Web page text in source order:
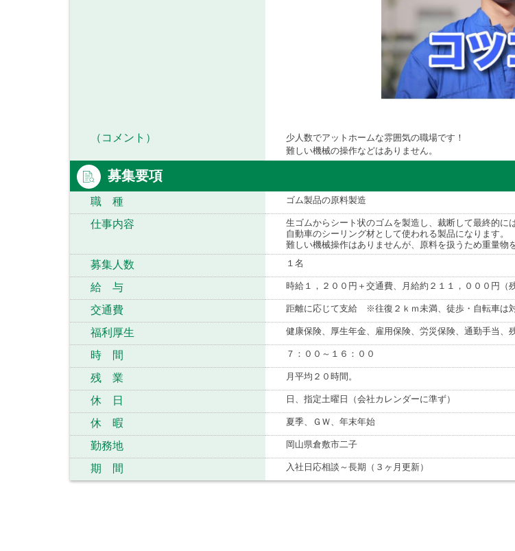
（コメント）
少人数でアットホームな雰囲気の職場です！
難しい機械の操作などはありません。
募集要項
職 種 ゴム製品の原料製造
仕事内容
生ゴムからシート状のゴムを製造し、裁断して最終的に
自動車のシーリング材として使われる製品になります。
難しい機械操作はありませんが、原料を扱うため重量物
募集人数 １名
給 与 時給１，２００円＋交通費、月給約２１１，０００円（
交通費 距離に応じて支給 ※往復２ｋｍ未満、徒歩・自転車は
福利厚生 健康保険、厚生年金、雇用保険、労災保険、通勤手当
時 間 ７：００～１６：００
残 業 月平均２０時間。
休 日 日、指定土曜日（会社カレンダーに準ず）
休 暇 夏季、ＧＷ、年末年始
勤務地 岡山県倉敷市二子
期 間 入社日応相談～長期（３ヶ月更新）